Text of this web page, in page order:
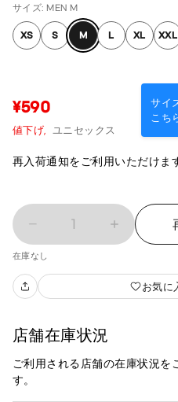
サイズ: MEN M
XS S M L XL XXL
サイ
こち
¥590
値下げ, ユニセックス
再入荷通知をご利用いただけま
1
在庫なし
お気に
店舗在庫状況
ご利用される店舗の在庫状況を
す。